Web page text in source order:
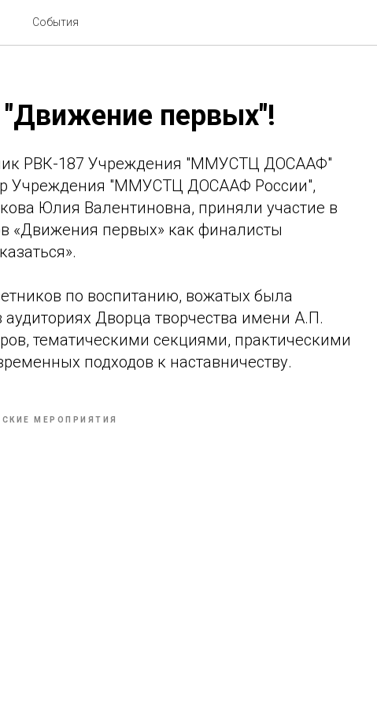
События
"Движение первых"!
РВК-187 Учреждения "ММУСТЦ ДОСААФ"
Учреждения "ММУСТЦ ДОСААФ России",
Юлия Валентиновна, приняли участие в
«Движения первых» как финалисты
по воспитанию, вожатых была
Дворца творчества имени А.П.
тематическими секциями, практическими
подходов к наставничеству.
МЕРОПРИЯТИЯ